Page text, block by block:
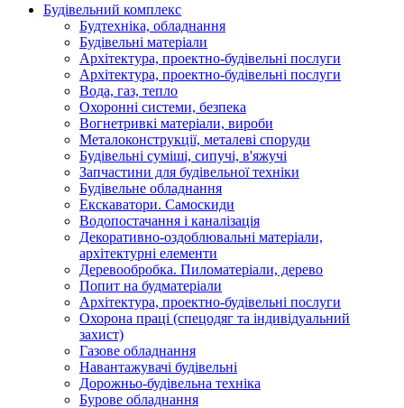
Будівельний комплекс
Будтехніка, обладнання
Будівельні матеріали
Архітектура, проектно-будівельні послуги
Архітектура, проектно-будівельні послуги
Вода, газ, тепло
Охоронні системи, безпека
Вогнетривкі матеріали, вироби
Металоконструкції, металеві споруди
Будівельні суміші, сипучі, в'яжучі
Запчастини для будівельної техніки
Будівельне обладнання
Екскаватори. Самоскиди
Водопостачання і каналізація
Декоративно-оздоблювальні матеріали,
архітектурні елементи
Деревообробка. Пиломатеріали, дерево
Попит на будматеріали
Архітектура, проектно-будівельні послуги
Охорона праці (спецодяг та індивідуальний
захист)
Газове обладнання
Навантажувачі будівельні
Дорожньо-будівельна техніка
Бурове обладнання